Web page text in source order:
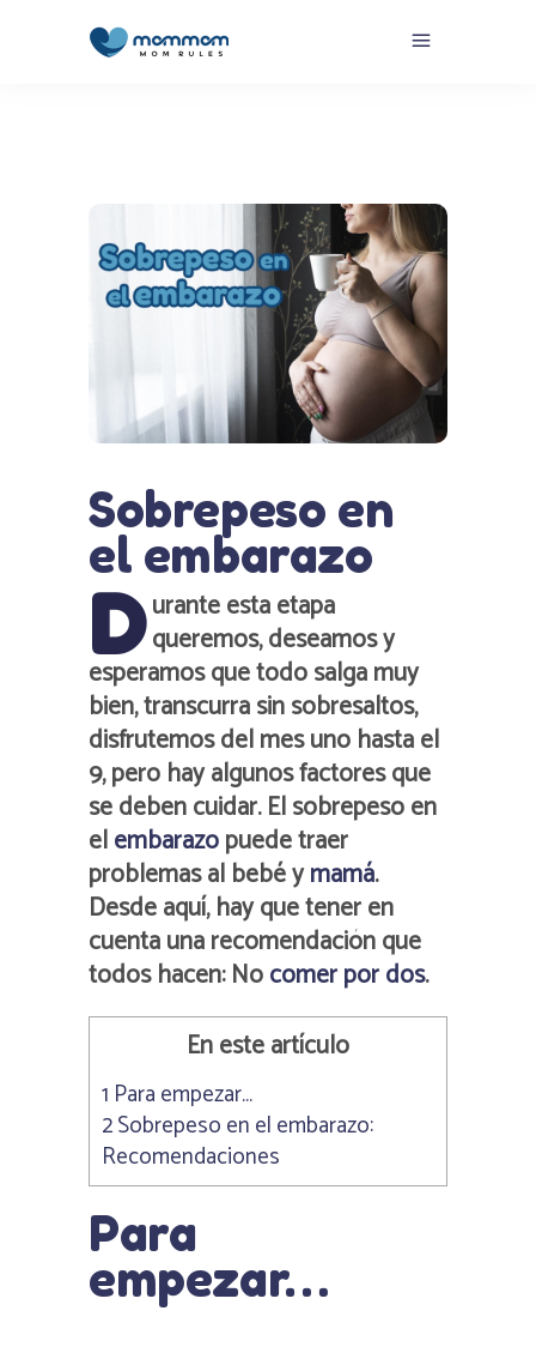
Sobrepeso en
el embarazo
Durante esta etapa
queremos, deseamos y
esperamos que todo salga muy
bien, transcurra sin sobresaltos,
disfrutemos del mes uno hasta el
9, pero hay algunos factores que
se deben cuidar. El sobrepeso en
elembarazopuede traer
problemas al bebé ymamá.
Desde aquí, hay que tener en
cuenta una recomendación que
todos hacen: Nocomer por dos.
En este artículo
1 Para empezar…
2Sobrepeso en el embarazo:
Recomendaciones
Para
empezar…